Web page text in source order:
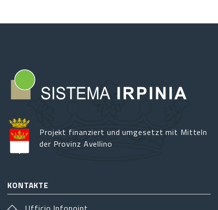
Projekt finanziert und umgesetzt mit Mitteln
der Provinz Avellino
KONTAKTE